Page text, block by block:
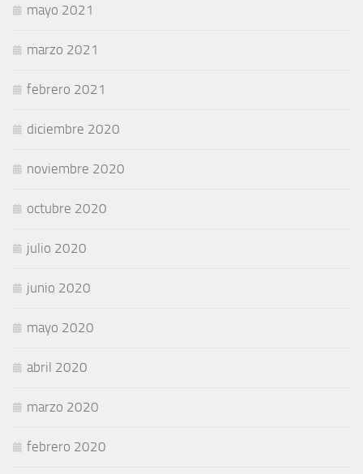
mayo 2021
marzo 2021
febrero 2021
diciembre 2020
noviembre 2020
octubre 2020
julio 2020
junio 2020
mayo 2020
abril 2020
marzo 2020
febrero 2020